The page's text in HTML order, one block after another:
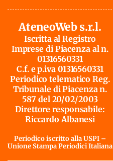
AteneoWeb s.r.l.
Iscritta al Registro
Imprese di Piacenza al n.
01316560331
C.f. e p.iva 01316560331
Periodico telematico Reg.
Tribunale di Piacenza n.
587 del 20/02/2003
Direttore responsabile:
Riccardo Albanesi
Periodico iscritto alla USPI –
Unione Stampa Periodici Italiana